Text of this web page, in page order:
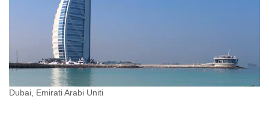
Dubai, Emirati Arabi Uniti